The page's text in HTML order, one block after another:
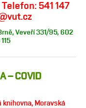
541 147
Veveří 331/95, 602
– COVID
Moravská